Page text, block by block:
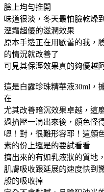
臉上均勻推開
味道很淡，冬天最怕臉乾燥
溼霜超優的滋潤效果
原本手邊正在用歐蕾的我，
的情況就改善了
可見其保溼效果真的夠優越
這是白露珍珠精華液30ml，
在
尤其改善暗沉效果卓越，這
過擠壓一滴出來後，顏色怪
嗯！對，很難形容耶！這顏
素的份上還是的要試看看
擠出來的有如乳液狀的質地
肌膚吸收跟延展的速度快到
般的吸收掉